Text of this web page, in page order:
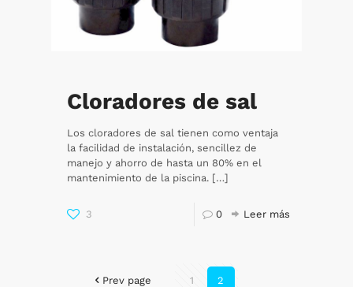
Cloradores de sal
Los cloradores de sal tienen como ventaja
la facilidad de instalación, sencillez de
manejo y ahorro de hasta un 80% en el
mantenimiento de la piscina. […]
3 0 Leer más
Prev page 1 2